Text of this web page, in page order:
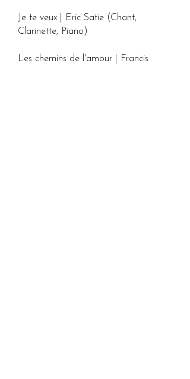
Je te veux | Eric Satie (Chant,
Clarinette, Piano)
Les chemins de l'amour | Francis